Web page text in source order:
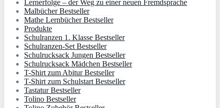
Lernerfolge – der Weg zu einer neuen Fremdsprache
Malbücher Bestseller
Mathe Lernbücher Bestseller
Produkte
Schulranzen 1. Klasse Bestseller
Schulranzen-Set Bestseller
Schulrucksack Jungen Bestseller
Schulrucksack Mädchen Bestseller
T-Shirt zum Abitur Bestseller
T-Shirt zum Schulstart Bestseller
Tastatur Bestseller
Tolino Bestseller